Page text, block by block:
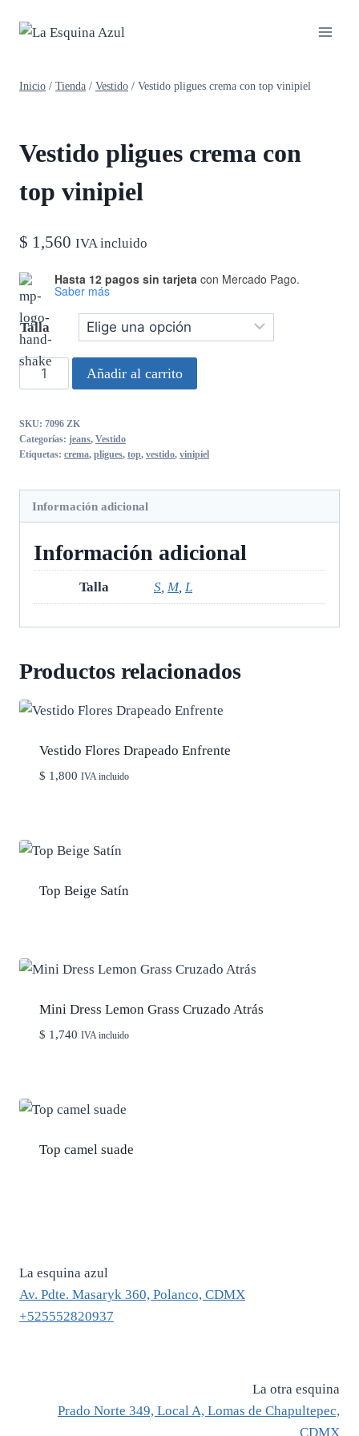
Inicio / Tienda / Vestido / Vestido pligues crema con top vinipiel
Vestido pligues crema con
top vinipiel
$ 1,560 IVA incluido
Hasta 12 pagos sin tarjeta con Mercado Pago.
Saber más
Talla
Vestido
pligues
con
top
Añadir al carrito
SKU: 7096 ZK
Categorías: jeans, Vestido
Etiquetas: crema, pligues, top, vestido, vinipiel
Información adicional
Información adicional
Talla S, M, L
Productos relacionados
Vestido Flores Drapeado Enfrente
$ 1,800 IVA incluido
Top Beige Satín
Mini Dress Lemon Grass Cruzado Atrás
$ 1,740 IVA incluido
Top camel suade
La esquina azul
Av. Pdte. Masaryk 360, Polanco, CDMX
+525552820937
La otra esquina
Prado Norte 349, Local A, Lomas de Chapultepec,
CDMX